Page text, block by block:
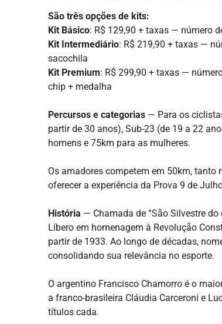
São três opções de kits:
Kit Básico: R$ 129,90 + taxas — número
Kit Intermediário: R$ 219,90 + taxas —
sacochila
Kit Premium: R$ 299,90 + taxas —
chip + medalha
Percursos e categorias — Para os
partir de 30 anos), Sub-23 (de 19 a 22
homens e 75km para as mulheres.
Os amadores competem em 50km,
oferecer a experiência da Prova 9 de
História — Chamada de “São Silvestre
Líbero em homenagem à Revolução
partir de 1933. Ao longo de décadas,
consolidando sua relevância no esporte.
O argentino Francisco Chamorro é o
a franco-brasileira Cláudia Carceroni e
títulos cada.